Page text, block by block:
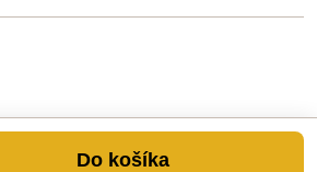
Do košíka